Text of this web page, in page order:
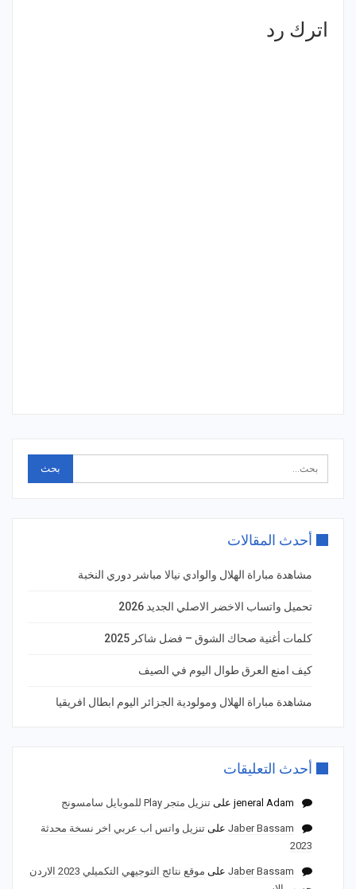
اترك رد
أحدث المقالات
مشاهدة مباراة الهلال والوادي نيالا مباشر دوري النخبة
تحميل واتساب الاخضر الاصلي الجديد 2026
كلمات أغنية صحاك الشوق – فضل شاكر 2025
كيف امنع العرق طوال اليوم في الصيف
مشاهدة مباراة الهلال ومولودية الجزائر اليوم ابطال افريقيا
أحدث التعليقات
jeneral Adam على تنزيل متجر Play للموبايل سامسونج
Jaber Bassam على تنزيل واتس اب عربي اخر نسخة محدثة
2023
Jaber Bassam على
موقع نتائج التوجيهي التكميلي 2023 الاردن